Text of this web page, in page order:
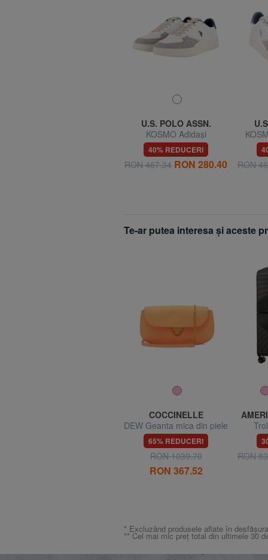
U.S. POLO ASSN.
KOSMO Adidași
40% REDUCERI
RON 467.34 RON 280.40 RON
Te-ar putea interesa şi aceste
COCCINELLE
DEW Geanta mica din piele
ciocanita
65% REDUCERI
RON 1039.70
RON 367.52
RON
* Excluzând produsele aflate în
** Cel mai mic preț total din ultimele 30